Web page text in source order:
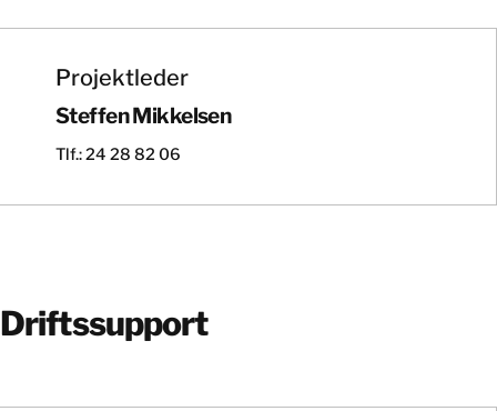
Projektleder
Steffen Mikkelsen
Tlf.: 24 28 82 06
Driftssupport